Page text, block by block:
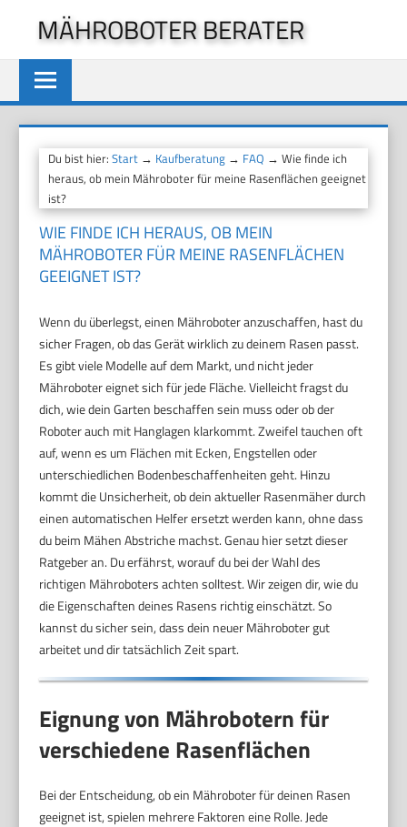
springen
MÄHROBOTER BERATER
Du bist hier:Start → Kaufberatung → FAQ → Wie finde ich
heraus, ob mein Mähroboter für meine Rasenflächen geeignet
ist?
WIE FINDE ICH HERAUS, OB MEIN
MÄHROBOTER FÜR MEINE RASENFLÄCHEN
GEEIGNET IST?
Wenn du überlegst, einen Mähroboter anzuschaffen, hast du
sicher Fragen, ob das Gerät wirklich zu deinem Rasen passt.
Es gibt viele Modelle auf dem Markt, und nicht jeder
Mähroboter eignet sich für jede Fläche. Vielleicht fragst du
dich, wie dein Garten beschaffen sein muss oder ob der
Roboter auch mit Hanglagen klarkommt. Zweifel tauchen oft
auf, wenn es um Flächen mit Ecken, Engstellen oder
unterschiedlichen Bodenbeschaffenheiten geht. Hinzu
kommt die Unsicherheit, ob dein aktueller Rasenmäher durch
einen automatischen Helfer ersetzt werden kann, ohne dass
du beim Mähen Abstriche machst. Genau hier setzt dieser
Ratgeber an. Du erfährst, worauf du bei der Wahl des
richtigen Mähroboters achten solltest. Wir zeigen dir, wie du
die Eigenschaften deines Rasens richtig einschätzt. So
kannst du sicher sein, dass dein neuer Mähroboter gut
arbeitet und dir tatsächlich Zeit spart.
Eignung von Mährobotern für
verschiedene Rasenflächen
Bei der Entscheidung, ob ein Mähroboter für deinen Rasen
geeignet ist, spielen mehrere Faktoren eine Rolle. Jede